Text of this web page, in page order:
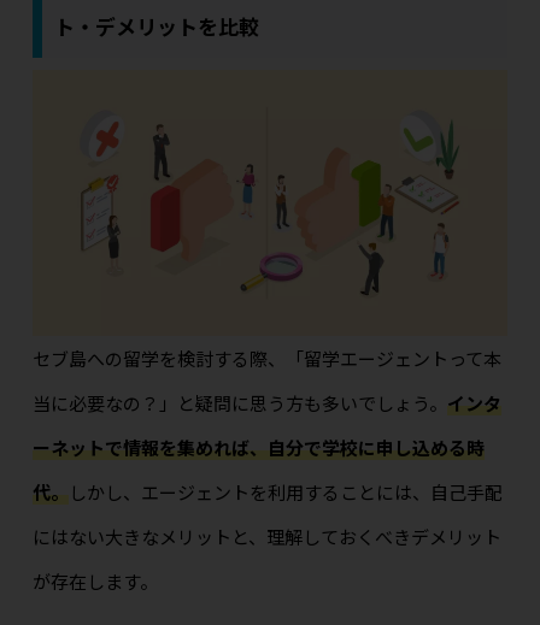
ト・デメリットを比較
セブ島への留学を検討する際、「留学エージェントって本
当に必要なの？」と疑問に思う方も多いでしょう。 インタ
ーネットで情報を集めれば、自分で学校に申し込める時
代。
しかし、エージェントを利用することには、自己手配
にはない大きなメリットと、理解しておくべきデメリット
が存在します。